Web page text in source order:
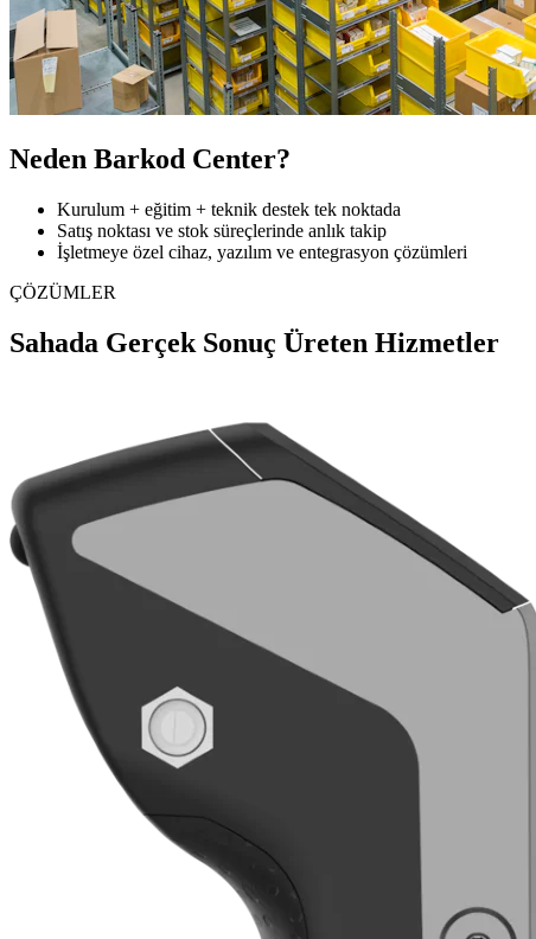
Neden Barkod Center?
Kurulum + eğitim + teknik destek tek noktada
Satış noktası ve stok süreçlerinde anlık takip
İşletmeye özel cihaz, yazılım ve entegrasyon çözümleri
ÇÖZÜMLER
Sahada Gerçek Sonuç Üreten Hizmetler